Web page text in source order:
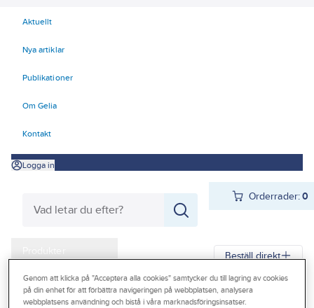
Aktuellt
Nya artiklar
Publikationer
Om Gelia
Kontakt
Logga in
Orderrader:0
Produkter
Kampanjer
Outlet
Beställ direkt
Gelia Produkter Förbrukningsvaror
Slangar och tillbehör
Genom att klicka på "Acceptera alla cookies" samtycker du till lagring av cookies
på din enhet för att förbättra navigeringen på webbplatsen, analysera
webbplatsens användning och bistå i våra marknadsföringsinsatser.